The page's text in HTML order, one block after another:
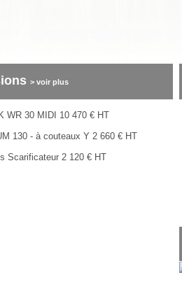
> voir plus
WR 30 MIDI 10 470 € HT
130 - à couteaux Y 2 660 € HT
Scarificateur 2 120 € HT